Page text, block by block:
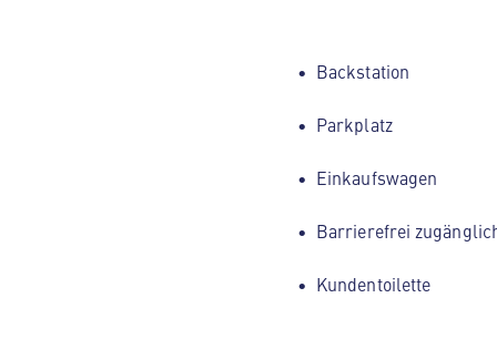
Backstation
Parkplatz
Einkaufswagen
Barrierefrei
Kundentoilette